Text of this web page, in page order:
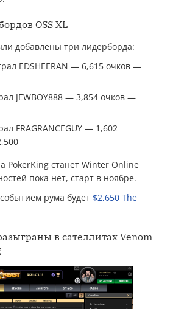
OSS XL
добавлены три лидерборда:
EDSHEERAN — 6,615 очков —
JEWBOY888 — 3,854 очков —
FRAGRANCEGUY — 1,602
PokerKing станет Winter Online
пока нет, старт в ноябре.
рума будет $2,650 The
в сателлитах Venom